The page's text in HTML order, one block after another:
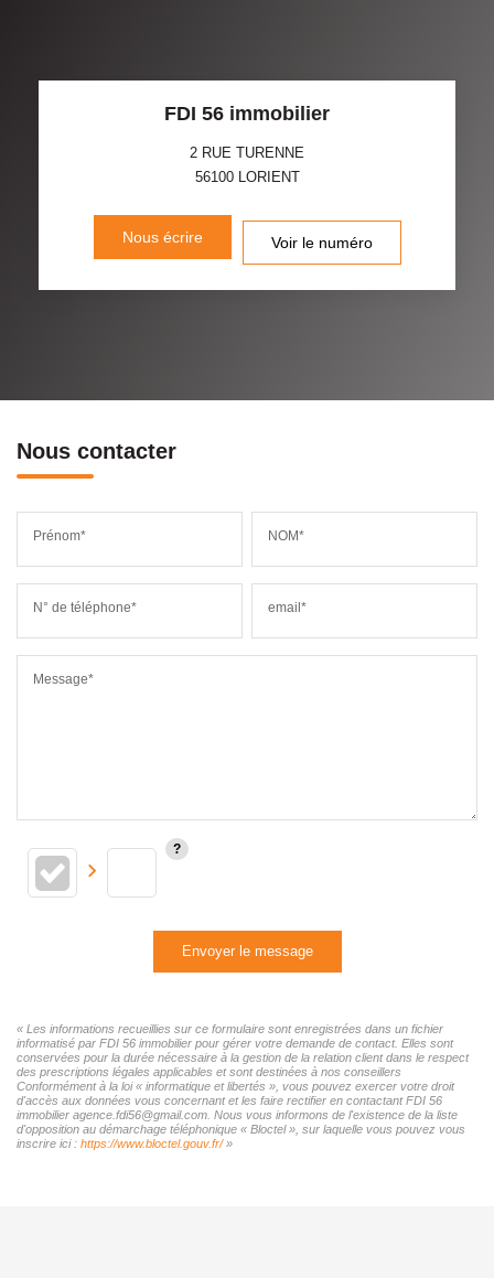
FDI 56 immobilier
2 RUE TURENNE
56100 LORIENT
Nous écrire Voir le numéro
Nous contacter
Prénom* NOM*
N° de téléphone* email*
Message*
Envoyer le message
« Les informations recueillies sur ce formulaire sont enregistrées dans un fichier
informatisé par FDI 56 immobilier pour gérer votre demande de contact. Elles sont
conservées pour la durée nécessaire à la gestion de la relation client dans le respect
des prescriptions légales applicables et sont destinées à nos conseillers
Conformément à la loi « informatique et libertés », vous pouvez exercer votre droit
d'accès aux données vous concernant et les faire rectifier en contactant FDI 56
immobilier agence.fdi56@gmail.com. Nous vous informons de l'existence de la liste
d'opposition au démarchage téléphonique « Bloctel », sur laquelle vous pouvez vous
inscrire ici : https://www.bloctel.gouv.fr/»